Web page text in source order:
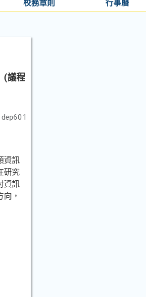
校務章則 行事曆
(議程
dep601
資訊
研究
資訊
，